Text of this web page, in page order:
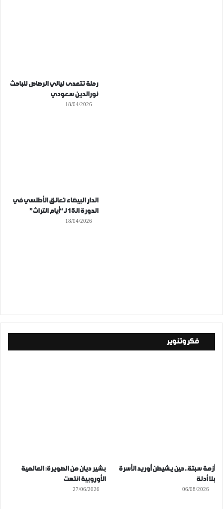
رحلة تتعدى ليالي الرصاص للباحث
نورالدين سعودي
18/04/2026
الدار البيضاء تعانق الأطلسي في
الدورة الـ15 لـ “أيام التراث”
18/04/2026
فكر وتنوير
أزمة سبتة..حين يشيطن أوريد الأسرة
بلا أدلة
06/08/2026
بشير ديان من الصويرة: العالمية
الأوروبية انتهت
27/06/2026